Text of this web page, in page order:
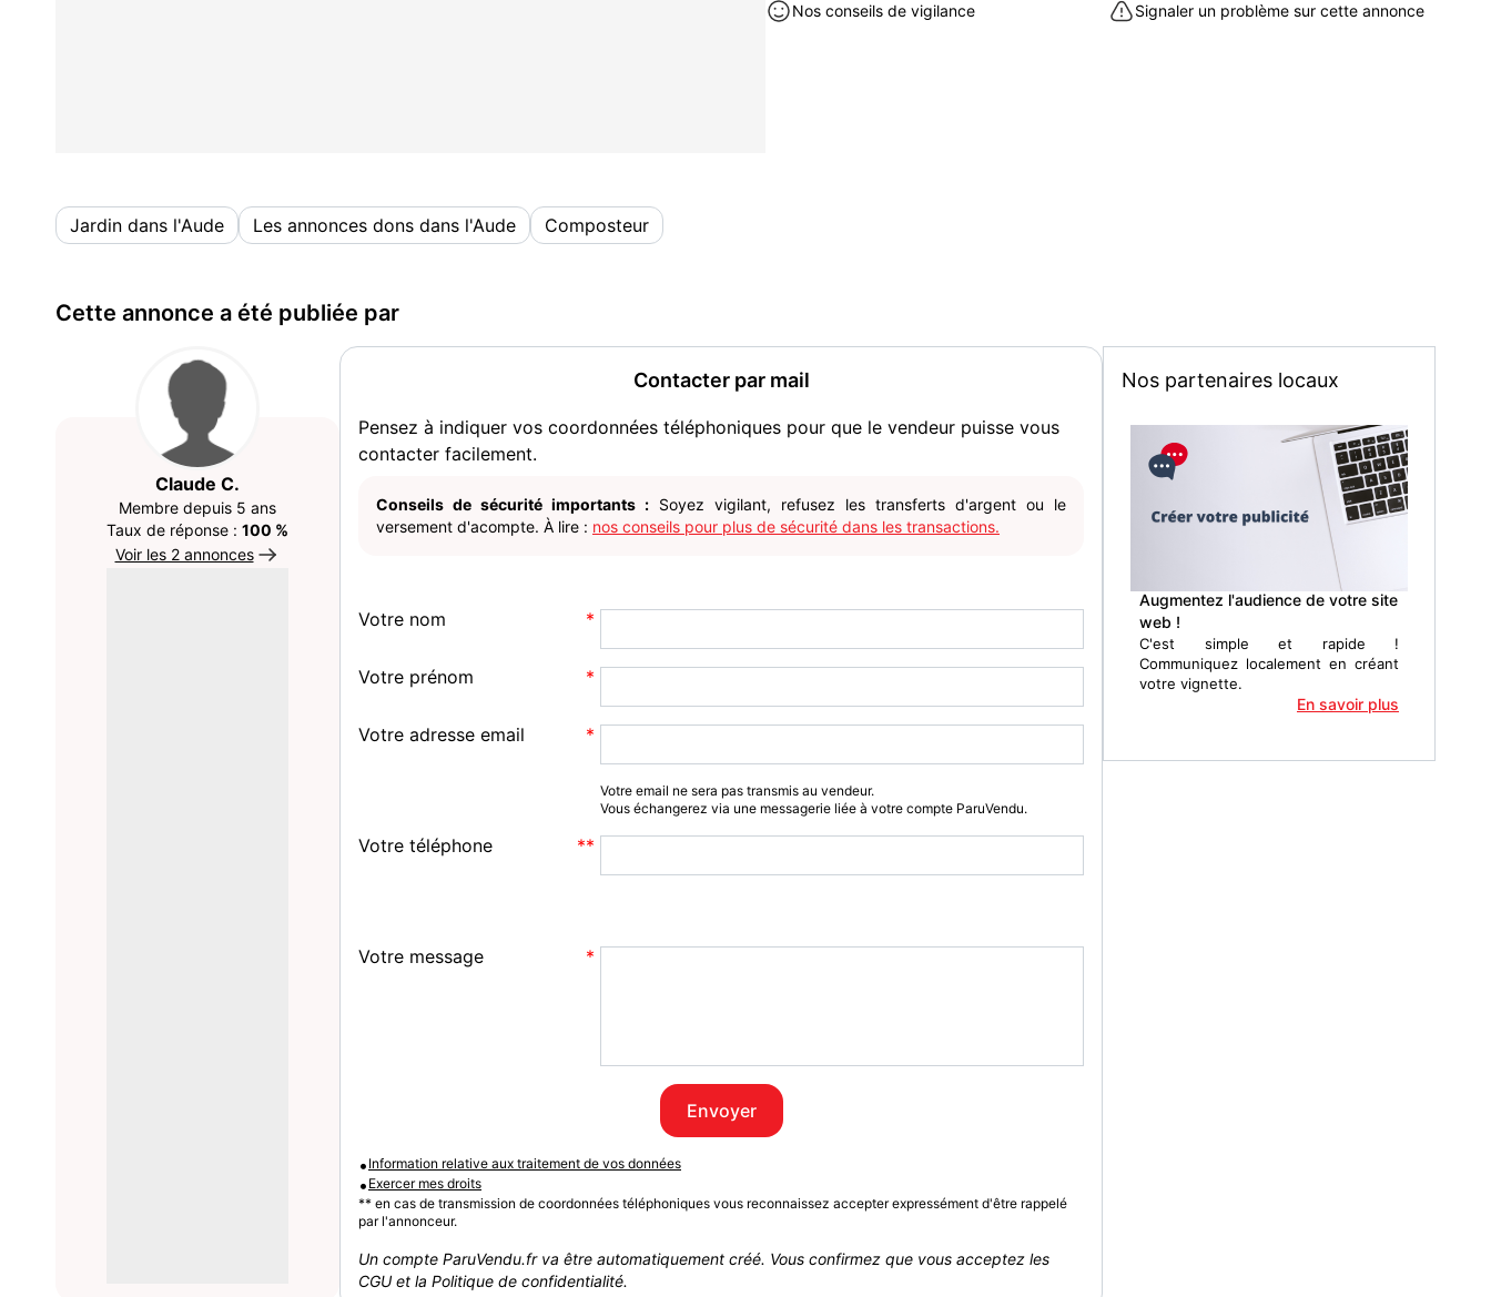
Nos conseils de vigilance Signaler un problème sur cette annonce
Jardin dans l'Aude Les annonces dons dans l'Aude Composteur
Cette annonce a été publiée par
Claude C.
Membre depuis 5 ans
Taux de réponse : 100 %
Voir les 2 annonces
Contacter par mail
Pensez à indiquer vos coordonnées téléphoniques pour que le vendeur puisse vous
contacter facilement.
Conseils de sécurité importants : Soyez vigilant, refusez les transferts d'argent ou le
versement d'acompte. À lire : nos conseils pour plus de sécurité dans les transactions.
Votre nom
Votre prénom
Votre adresse email
Votre email ne sera pas transmis au vendeur.
Vous échangerez via une messagerie liée à votre compte ParuVendu.
Votre téléphone
Votre message
Envoyer
• Information relative aux traitement de vos données
• Exercer mes droits
** en cas de transmission de coordonnées téléphoniques vous reconnaissez accepter expressément d'être rappelé
par l'annonceur.
Un compte ParuVendu.fr va être automatiquement créé. Vous confirmez que vous acceptez les
CGU et la Politique de confidentialité.
Nos partenaires locaux
Augmentez l'audience de votre site
web !
C'est simple et rapide !
Communiquez localement en créant
votre vignette.
En savoir plus